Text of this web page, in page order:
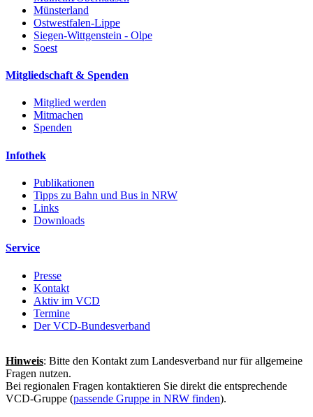
Münsterland
Ostwestfalen-Lippe
Siegen-Wittgenstein - Olpe
Soest
Mitgliedschaft & Spenden
Mitglied werden
Mitmachen
Spenden
Infothek
Publikationen
Tipps zu Bahn und Bus in NRW
Links
Downloads
Service
Presse
Kontakt
Aktiv im VCD
Termine
Der VCD-Bundesverband
Hinweis: Bitte den Kontakt zum Landesverband nur für allgemeine
Fragen nutzen.
Bei regionalen Fragen kontaktieren Sie direkt die entsprechende
VCD-Gruppe (passende Gruppe in NRW finden).